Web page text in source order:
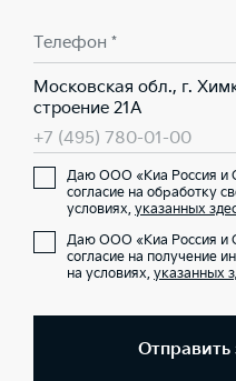
Телефон *
Московская обл., г.
строение 21А
+7 (495) 780-01-00
Даю ООО «Киа Россия и
согласие на обработку
условиях, указанных
Даю ООО «Киа Россия и
согласие на получение
на условиях, указанных
Отправить